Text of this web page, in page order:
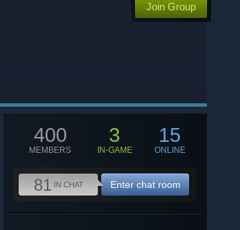
Join Group
400
MEMBERS
3
IN-GAME
15
ONLINE
81 IN CHAT Enter chat room